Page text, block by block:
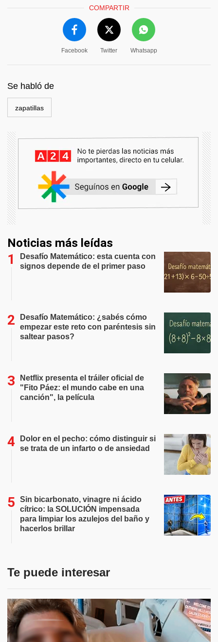
COMPARTIR
Facebook Twitter Whatsapp
Se habló de
zapatillas
Noticias más leídas
Desafío Matemático: esta cuenta con
signos depende de el primer paso
Desafío Matemático: ¿sabés cómo
empezar este reto con paréntesis sin
saltear pasos?
Netflix presenta el tráiler oficial de
"Fito Páez: el mundo cabe en una
canción", la película
Dolor en el pecho: cómo distinguir si
se trata de un infarto o de ansiedad
Sin bicarbonato, vinagre ni ácido
cítrico: la SOLUCIÓN impensada
para limpiar los azulejos del baño y
hacerlos brillar
Te puede interesar